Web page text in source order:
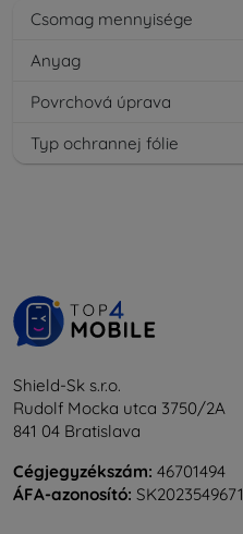
Csomag mennyisége
Anyag
Povrchová úprava
Typ ochrannej fólie
Shield-Sk s.r.o.
Rudolf Mocka utca 3750/2A
841 04 Bratislava
Cégjegyzékszám: 46701494
ÁFA-azonosító: SK2023549671